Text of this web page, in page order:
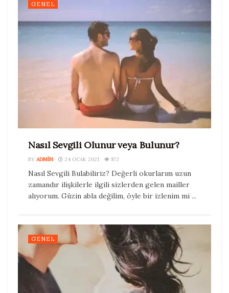
GENEL
Nasıl Sevgili Olunur veya Bulunur?
BY ADMIN 24 OCAK 2021 872
Nasıl Sevgili Bulabiliriz? Değerli okurlarım uzun
zamandır ilişkilerle ilgili sizlerden gelen mailler
alıyorum. Güzin abla değilim, öyle bir izlenim mi ...
GENEL